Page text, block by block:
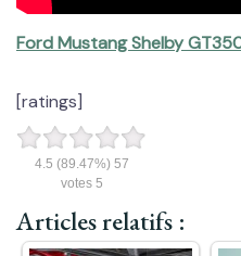
Ford Mustang Shelby
[ratings]
4.5 (89.47%) 57
votes 5
Articles relatifs :